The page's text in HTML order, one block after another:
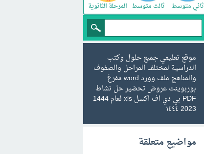
ثاني متوسط ثالث متوسط المرحلة الثانوية
موقع تعليمي جميع حلول وكتب
الدراسية لمختلف المراحل والصفوف
والمناهج ملف وورد word مفرغ
بوربوينت عروض تحضير حل نشاط
PDF بي دي اف اكسل xls لعام 1444
2023 ١٤٤٤
مواضيع متعلقة